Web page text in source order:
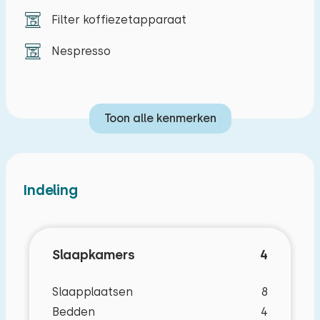
Harderwijk is ook zeker en bezoeken waard en
zeker genoeg te doen!
Filter koffiezetapparaat
Nespresso
Toon alle kenmerken
Indeling
Slaapkamers 4
Slaapplaatsen
8
Bedden
4